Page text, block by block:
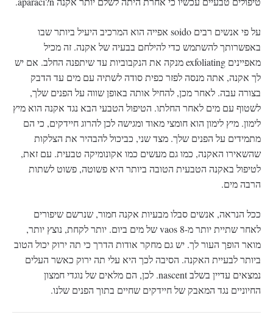
על פי אנשים רבים soido אפייה הוא המרכיב היעיל ביותר שבו
באפשרותך להשתמש כדי להילחם בבעיה של אקנה. זה מכיל
מאפיינים exfoliating מנקה את הנקבוביות עד שיתפנה החלב. אם יש
לך אקנה, אתה מנסה לפזר כפית סודה לשתיה עם מים עד הדבק
בצורה עבה. לאחר מכן, להחיל אותה באופן שווה על הפנים שלך,
לשטוף עם מים לאחר החלתו. הטיפול הטבעי הבא נגד אקנה הוא מיץ
לימון. מיץ לימון הוא חומצי מאוד ומגישה לכן להרוג חיידקים, כי הם
מתמידים על הפנים שלך. מצד שני, כביכול להבהיר את הצלקות
שהשאירו האקנה, כמו גם מעשים כמו אקונומיקה טבעית. עם זאת,
לטיפול באקנה הטבעית הטובה ביותר היא פשוטה, פשוט לשתות
הרבה מים.
ככל הנראה, אנשים סבלו מבעיות אקנה חמור, שנרשם שיפורים
לאחר שתיית יותר מ-8 vaos של מים ביום. יותר לקחת, נוצץ יותר,
מואר הופך העור לך. יש גם מחקר אודות הדרך כי תה ירוק יכול הטוב
ביותר לבעיית האקנה. הסיבה לכך היא עלי תה ירוק כאשר העלים
נמצאים עדיין בשלב nascent. לכן, הם מלאים של נוגדי חמצון
החיוניים נגד המאבק של חיידקים שחיים בתוך הפנים שלנו.